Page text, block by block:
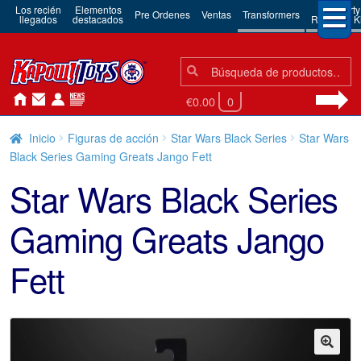
Los recién
llegados
Elementos
destacados Pre Ordenes Ventas Transformers 3rd Party
Robots &
Búsqueda:
Búsqueda
€0.00 0
Inicio Figuras de acción Star Wars Black Series
Star Wars
Black Series Gaming Greats Jango Fett
Star Wars Black Series
Gaming Greats Jango
Fett